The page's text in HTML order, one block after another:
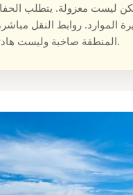
ليست معزولة. يتطلب
الموارد. روابط النقل
المنطقة صاخبة وليست هادئة تمامًا.